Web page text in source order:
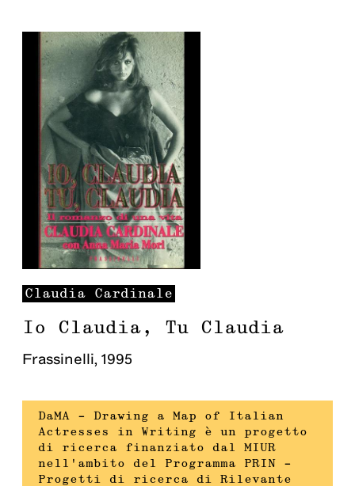
Claudia Cardinale
Io Claudia, Tu Claudia
Frassinelli, 1995
DaMA – Drawing a Map of Italian
Actresses in Writing è un progetto
di ricerca finanziato dal MIUR
nell’ambito del Programma PRIN –
Progetti di ricerca di Rilevante